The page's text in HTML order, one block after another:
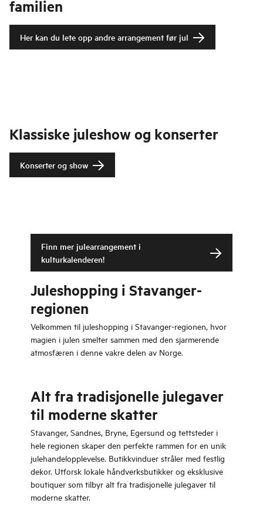
familien
Her kan du lete opp andre arrangement før jul
Klassiske juleshow og konserter
Konserter og show
Finn mer julearrangement i
kulturkalenderen!
Juleshopping i Stavanger-
regionen
Velkommen til juleshopping i Stavanger-regionen, hvor
magien i julen smelter sammen med den sjarmerende
atmosfæren i denne vakre delen av Norge.
Alt fra tradisjonelle julegaver
til moderne skatter
Stavanger, Sandnes, Bryne, Egersund og tettsteder i
hele regionen skaper den perfekte rammen for en unik
julehandelopplevelse. Butikkvinduer stråler med festlig
dekor. Utforsk lokale håndverksbutikker og eksklusive
boutiquer som tilbyr alt fra tradisjonelle julegaver til
moderne skatter.